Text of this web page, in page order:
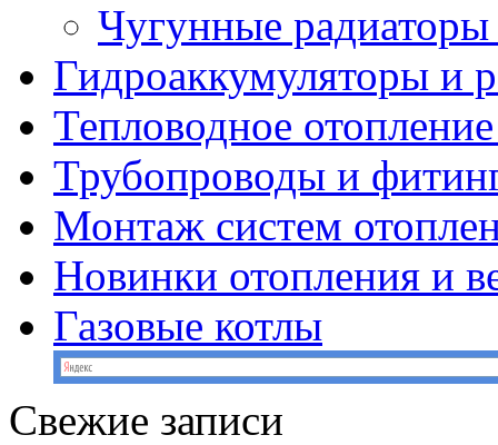
Чугунные
Гидроаккумуляторы и
Тепловодное
Трубопроводы и
Монтаж систем
Новинки отопления и
Газовые котлы
Свежие записи